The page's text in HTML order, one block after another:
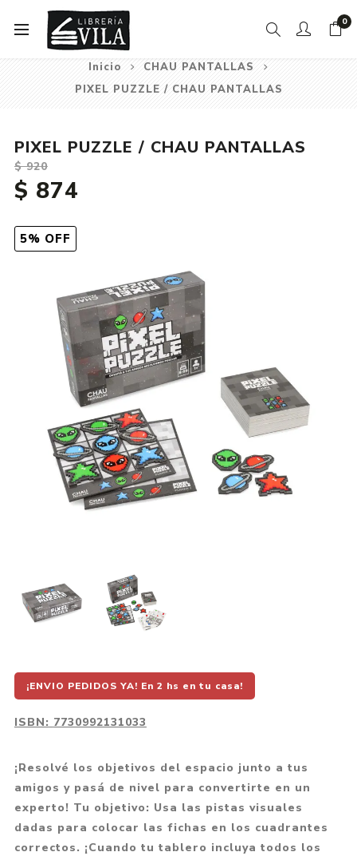
0
Inicio
CHAU PANTALLAS
PIXEL PUZZLE / CHAU PANTALLAS
5% OFF
PIXEL PUZZLE / CHAU PANTALLAS
$ 920
$ 874
¡ENVIO PEDIDOS YA! En 2 hs en tu casa!
ISBN: 7730992131033
¡Resolvé los objetivos del espacio junto a tus
amigos y pasá de nivel para convertirte en un
experto! Tu objetivo: Usa las pistas visuales
dadas para colocar las fichas en los cuadrantes
correctos. ¡Cuando tu tablero incluya todos los